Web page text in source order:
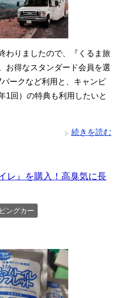
わりましたので、『くるま旅
お得なスタンダード会員を選
ークなど利用と、キャンピ
1回）の特典も利用したいと
続きを読む
レ』を購入！高臭気に長
ングカー